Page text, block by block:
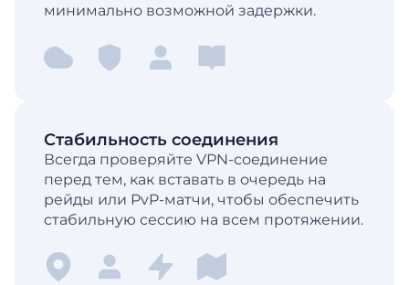
минимально возможной задержки.
Стабильность соединения
Всегда проверяйте VPN-соединение
перед тем, как вставать в очередь на
рейды или PvP-матчи, чтобы обеспечить
стабильную сессию на всем протяжении.